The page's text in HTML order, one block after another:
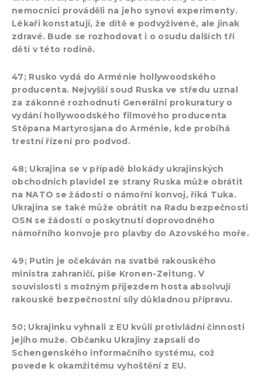
nemocnici prováděli na jeho synovi experimenty.
Lékaři konstatují, že dítě e podvyživené, ale jinak
zdravé. Bude se rozhodovat i o osudu dalších tří
dětí v této rodině.
47; Rusko vydá do Arménie hollywoodského
producenta. Nejvyšší soud Ruska ve středu uznal
za zákonné rozhodnutí Generální prokuratury o
vydání hollywoodského filmového producenta
Stěpana Martyrosjana do Arménie, kde probíhá
trestní řízení pro podvod.
48; Ukrajina se v případě blokády ukrajinských
obchodních plavidel ze strany Ruska může obrátit
na NATO se žádostí o námořní konvoj, říká Tuka.
Ukrajina se také může obrátit na Radu bezpečnosti
OSN se žádostí o poskytnutí doprovodného
námořního konvoje pro plavby do Azovského moře.
49; Putin je očekáván na svatbě rakouského
ministra zahraničí, píše Kronen-Zeitung. V
souvislosti s možným příjezdem hosta absolvují
rakouské bezpečnostní síly důkladnou přípravu.
50; Ukrajinku vyhnali z EU kvůli protivládní činnosti
jejího muže. Občanku Ukrajiny zapsali do
Schengenského informačního systému, což
povede k okamžitému vyhoštění z EU.